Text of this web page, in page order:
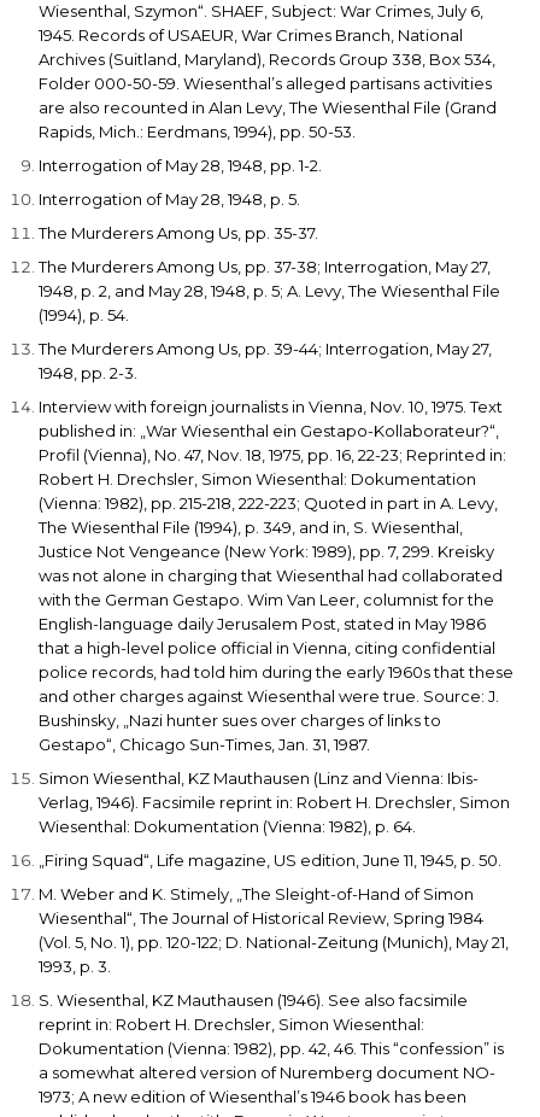
Wiesenthal, Szymon“. SHAEF, Subject: War Crimes, July 6,
1945. Records of USAEUR, War Crimes Branch, National
Archives (Suitland, Maryland), Records Group 338, Box 534,
Folder 000-50-59. Wiesenthal’s alleged partisans activities
are also recounted in Alan Levy,The Wiesenthal File (Grand
Rapids, Mich.: Eerdmans, 1994), pp. 50-53.
Interrogation of May 28, 1948, pp. 1-2.
Interrogation of May 28, 1948, p. 5.
The Murderers Among Us, pp. 35-37.
The Murderers Among Us, pp. 37-38; Interrogation, May 27,
1948, p. 2, and May 28, 1948, p. 5; A. Levy,The Wiesenthal File
(1994), p. 54.
The Murderers Among Us, pp. 39-44; Interrogation, May 27,
1948, pp. 2-3.
Interview with foreign journalists in Vienna, Nov. 10, 1975. Text
published in: „War Wiesenthal ein Gestapo-Kollaborateur?“,
Profil (Vienna), No. 47, Nov. 18, 1975, pp. 16, 22-23; Reprinted in:
Robert H. Drechsler, Simon Wiesenthal: Dokumentation
(Vienna: 1982), pp. 215-218, 222-223; Quoted in part in A. Levy,
The Wiesenthal File (1994), p. 349, and in, S. Wiesenthal,
Justice Not Vengeance (New York: 1989), pp. 7, 299. Kreisky
was not alone in charging that Wiesenthal had collaborated
with the German Gestapo. Wim Van Leer, columnist for the
English-language daily Jerusalem Post, stated in May 1986
that a high-level police official in Vienna, citing confidential
police records, had told him during the early 1960s that these
and other charges against Wiesenthal were true. Source: J.
Bushinsky, „Nazi hunter sues over charges of links to
Gestapo“, Chicago Sun-Times, Jan. 31, 1987.
Simon Wiesenthal, KZ Mauthausen (Linz and Vienna: Ibis-
Verlag, 1946). Facsimile reprint in: Robert H. Drechsler, Simon
Wiesenthal: Dokumentation (Vienna: 1982), p. 64.
„Firing Squad“, Life magazine, US edition, June 11, 1945, p. 50.
M. Weber and K. Stimely, „The Sleight-of-Hand of Simon
Wiesenthal“,The Journal of Historical Review, Spring 1984
(Vol. 5, No. 1), pp. 120-122; D. National-Zeitung (Munich), May 21,
1993, p. 3.
S. Wiesenthal, KZ Mauthausen (1946). See also facsimile
reprint in: Robert H. Drechsler, Simon Wiesenthal:
Dokumentation (Vienna: 1982), pp. 42, 46. This “confession” is
a somewhat altered version of Nuremberg document NO-
1973; A new edition of Wiesenthal’s 1946 book has been